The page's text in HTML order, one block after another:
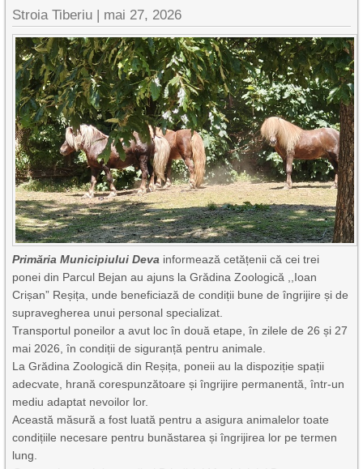
Stroia Tiberiu | mai 27, 2026
Primăria Municipiului Deva informează cetățenii că cei trei
ponei din Parcul Bejan au ajuns la Grădina Zoologică ,,Ioan
Crișan” Reșița, unde beneficiază de condiții bune de îngrijire și de
supravegherea unui personal specializat.
Transportul poneilor a avut loc în două etape, în zilele de 26 și 27
mai 2026, în condiții de siguranță pentru animale.
La Grădina Zoologică din Reșița, poneii au la dispoziție spații
adecvate, hrană corespunzătoare și îngrijire permanentă, într-un
mediu adaptat nevoilor lor.
Această măsură a fost luată pentru a asigura animalelor toate
condițiile necesare pentru bunăstarea și îngrijirea lor pe termen
lung.